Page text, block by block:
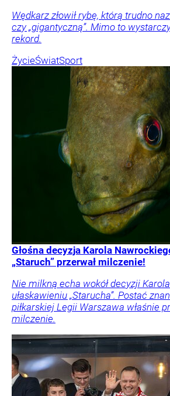
Wędkarz złowił rybę, którą trudno
czy „gigantyczną”. Mimo to
rekord.
ŻycieŚwiatSport
Głośna decyzja Karola
„Staruch” przerwał milczenie!
Nie milkną echa wokół decyzji
ułaskawieniu „Starucha”. Postać
piłkarskiej Legii Warszawa właśnie
milczenie.